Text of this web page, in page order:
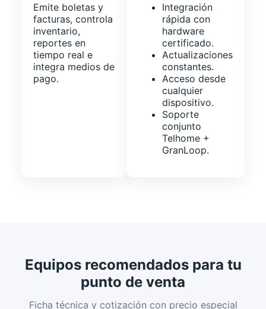
Emite boletas y
facturas, controla
inventario,
reportes en
tiempo real e
integra medios de
pago.
Integración
rápida con
hardware
certificado.
Actualizaciones
constantes.
Acceso desde
cualquier
dispositivo.
Soporte
conjunto
Telhome +
GranLoop.
Equipos recomendados para tu
punto de venta
Ficha técnica y cotización con precio especial